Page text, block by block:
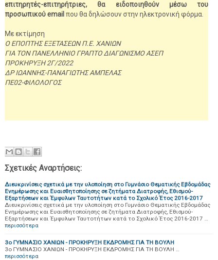
επιτηρητές-επιτηρήτριες, θα ειδοποιηθούν μέσω του
προσωπικού email που θα δηλώσουν στην ηλεκτρονική φόρμα.
Με εκτίμηση
Ο ΕΠΟΠΤΗΣ ΕΞΕΤΑΣΕΩΝ Π.Ε. ΧΑΝΙΩΝ
ΓΙΑ ΤΟΝ ΠΑΝΕΛΛΗΝΙΟ ΓΡΑΠΤΟ ΔΙΑΓΩΝΙΣΜΟ ΑΣΕΠ
ΠΡΟΚΗΡΥΞΗ 2Γ/2022
ΔΡ ΙΩΑΝΝΗΣ-ΠΑΝΑΓΙΩΤΗΣ ΑΜΠΕΛΑΣ
ΠΕ02-ΦΙΛΟΛΟΓΟΣ
Σχετικές Αναρτήσεις:
Διευκρινίσεις σχετικά με την υλοποίηση στο Γυμνάσιο Θεματικής Εβδομάδας
Ενημέρωσης και Ευαισθητοποίησης σε ζητήματα Διατροφής, Εθισμού-
Εξαρτήσεων και Έμφυλων Ταυτοτήτων κατά το Σχολικό Έτος 2016-2017
Διευκρινίσεις σχετικά με την υλοποίηση στο Γυμνάσιο Θεματικής Εβδομάδας
Ενημέρωσης και Ευαισθητοποίησης σε ζητήματα Διατροφής, Εθισμού-
Εξαρτήσεων και Έμφυλων Ταυτοτήτων κατά το Σχολικό Έτος 2016-2017 …
περισσότερα
3ο ΓΥΜΝΑΣΙΟ ΧΑΝΙΩΝ - ΠΡΟΚΗΡΥΞΗ ΕΚΔΡΟΜΗΣ ΓΙΑ ΤΗ ΒΟΥΛΗ
3ο ΓΥΜΝΑΣΙΟ ΧΑΝΙΩΝ - ΠΡΟΚΗΡΥΞΗ ΕΚΔΡΟΜΗΣ ΓΙΑ ΤΗ ΒΟΥΛΗ …
περισσότερα